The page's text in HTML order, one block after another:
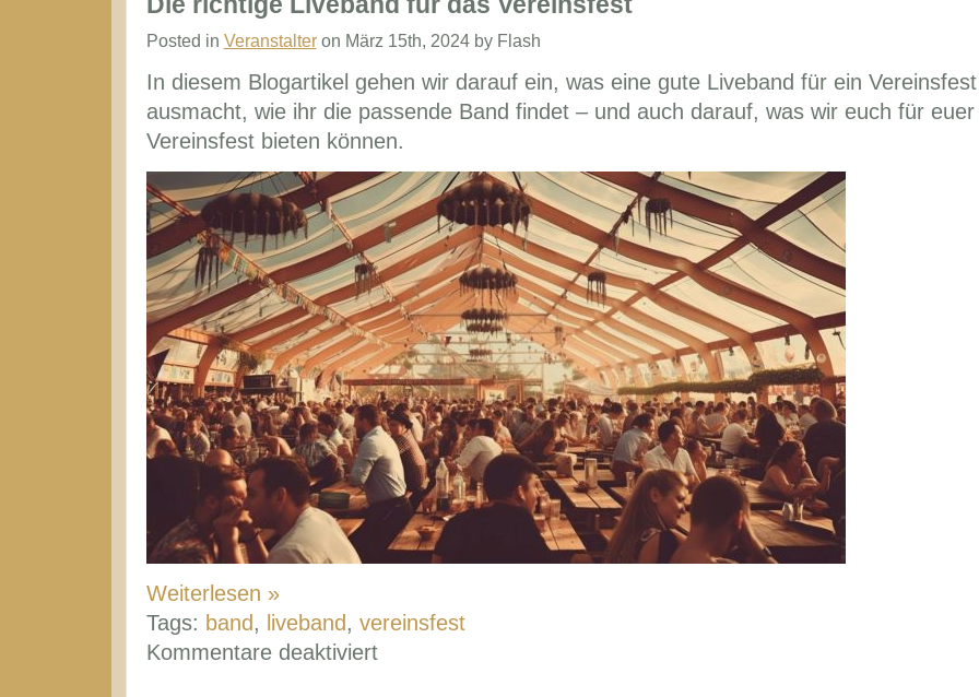
für
2
Tage
buchen
–
macht
das
Sinn?
Posted in Veranstalteron März 15th, 2024 by Flash
In diesem Blogartikel gehen wir darauf ein, was eine gute Liveband für ein Vereinsfest
ausmacht, wie ihr die passende Band findet – und auch darauf, was wir euch für euer
Vereinsfest bieten können.
Weiterlesen »
Tags: band , liveband , vereinsfest
Kommentare deaktiviertfür